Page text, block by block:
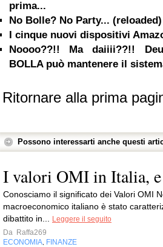
prima...
No Bolle? No Party... (reloaded)
I cinque nuovi dispositivi
Noooo??!! Ma daiiii??!!
BOLLA può mantenere il
Ritornare alla prima
Possono interessarti anche questi
I valori OMI in Italia, e
Conosciamo il significato dei Valori OMI
macroeconomico italiano è stato
dibattito in...
Leggere il seguito
Da Raffa269
ECONOMIA FINANZE